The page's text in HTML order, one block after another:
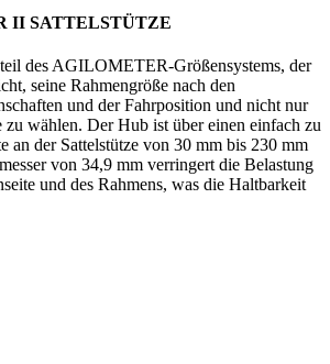
II SATTELSTÜTZE
des AGILOMETER-Größensystems, der
seine Rahmengröße nach den
und der Fahrposition und nicht nur
zu wählen. Der Hub ist über einen einfach zu
an der Sattelstütze von 30 mm bis 230 mm
von 34,9 mm verringert die Belastung
und des Rahmens, was die Haltbarkeit